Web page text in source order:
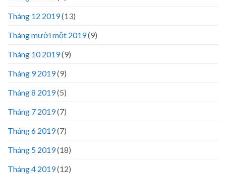
Tháng 12 2019(13)
Tháng mười một 2019(9)
Tháng 10 2019(9)
Tháng 9 2019(9)
Tháng 8 2019(5)
Tháng 7 2019(7)
Tháng 6 2019(7)
Tháng 5 2019(18)
Tháng 4 2019(12)